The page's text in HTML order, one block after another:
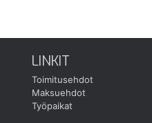
LINKIT
Toimitusehdot
Maksuehdot
Työpaikat